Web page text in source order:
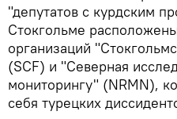
"депутатов с курдским
Стокгольме
организаций
(SCF) и "Северная
мониторингу" (NRMN),
себя турецких